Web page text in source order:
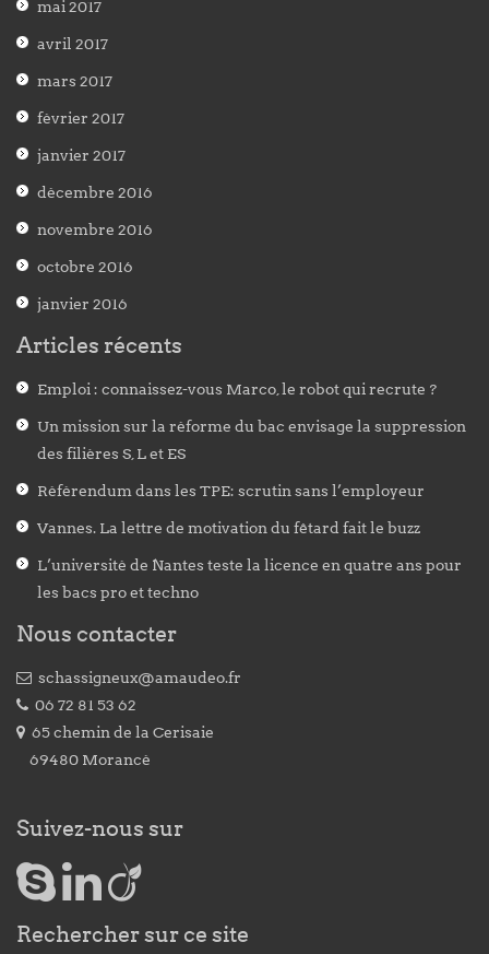
mai 2017
avril 2017
mars 2017
février 2017
janvier 2017
décembre 2016
novembre 2016
octobre 2016
janvier 2016
Articles récents
Emploi : connaissez-vous Marco, le robot qui recrute ?
Un mission sur la réforme du bac envisage la suppression
des filières S, L et ES
Référendum dans les TPE: scrutin sans l’employeur
Vannes. La lettre de motivation du fêtard fait le buzz
L’université de Nantes teste la licence en quatre ans pour
les bacs pro et techno
Nous contacter
schassigneux@amaudeo.fr
06 72 81 53 62
65 chemin de la Cerisaie
69480 Morancé
Suivez-nous sur
Rechercher sur ce site